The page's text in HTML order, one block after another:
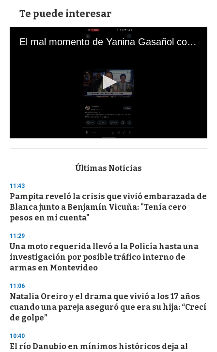
Te puede interesar
El mal momento de Yanina Gasañol con un hincha argentino en "Subrayado"
s
d
s
o
f
3
s
e
c
o
n
Últimas Noticias
11:43
Pampita reveló la crisis que vivió embarazada de
Blanca junto a Benjamín Vicuña: "Tenía cero
pesos en mi cuenta"
11:29
Una moto requerida llevó a la Policía hasta una
investigación por posible tráfico interno de
armas en Montevideo
11:06
Natalia Oreiro y el drama que vivió a los 17 años
cuando una pareja aseguró que era su hija: “Crecí
de golpe”
10:40
El río Danubio en mínimos históricos deja al